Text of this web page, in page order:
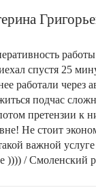
спустя 25
работали через
подчас
претензии к
Не стоит
важной услуге
)))) / Смоленский